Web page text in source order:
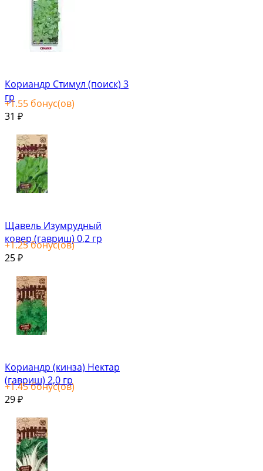
Кориандр Стимул (поиск) 3
гр
+1.55 бонус(ов)
31 ₽
Щавель Изумрудный
ковер (гавриш) 0,2 гр
+1.25бонус(ов)
25 ₽
Кориандр (кинза) Нектар
(гавриш) 2,0 гр
+1.45бонус(ов)
29 ₽